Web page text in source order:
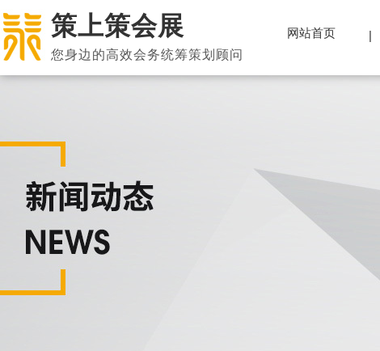
策上策会展
您身边的高效会务统筹策划顾问
网站首页